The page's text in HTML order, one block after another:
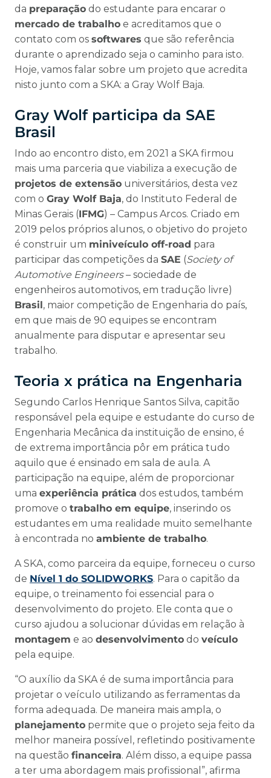
da preparação do estudante para encarar o
mercado de trabalho e acreditamos que o
contato com os softwares que são referência
durante o aprendizado seja o caminho para isto.
Hoje, vamos falar sobre um projeto que acredita
nisto junto com a SKA: a Gray Wolf Baja.
Gray Wolf participa da SAE
Brasil
Indo ao encontro disto, em 2021 a SKA firmou
mais uma parceria que viabiliza a execução de
projetos de extensão universitários, desta vez
com o Gray Wolf Baja, do Instituto Federal de
Minas Gerais (IFMG) – Campus Arcos. Criado em
2019 pelos próprios alunos, o objetivo do projeto
é construir um miniveículo off-road para
participar das competições da SAE (Society of
Automotive Engineers– sociedade de
engenheiros automotivos, em tradução livre)
Brasil, maior competição de Engenharia do país,
em que mais de 90 equipes se encontram
anualmente para disputar e apresentar seu
trabalho.
Teoria x prática na Engenharia
Segundo Carlos Henrique Santos Silva, capitão
responsável pela equipe e estudante do curso de
Engenharia Mecânica da instituição de ensino, é
de extrema importância pôr em prática tudo
aquilo que é ensinado em sala de aula. A
participação na equipe, além de proporcionar
uma experiência prática dos estudos, também
promove o trabalho em equipe, inserindo os
estudantes em uma realidade muito semelhante
à encontrada no ambiente de trabalho.
A SKA, como parceira da equipe, forneceu o curso
de Nível 1 do SOLIDWORKS. Para o capitão da
equipe, o treinamento foi essencial para o
desenvolvimento do projeto. Ele conta que o
curso ajudou a solucionar dúvidas em relação à
montagem e ao desenvolvimento do veículo
pela equipe.
“O auxílio da SKA é de suma importância para
projetar o veículo utilizando as ferramentas da
forma adequada. De maneira mais ampla, o
planejamento permite que o projeto seja feito da
melhor maneira possível, refletindo positivamente
na questão financeira. Além disso, a equipe passa
a ter uma abordagem mais profissional”, afirma